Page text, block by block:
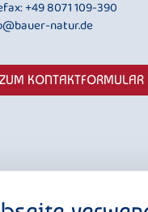
+49 8071 109-390
natur.de
ZUM KONTAKTFORMULAR